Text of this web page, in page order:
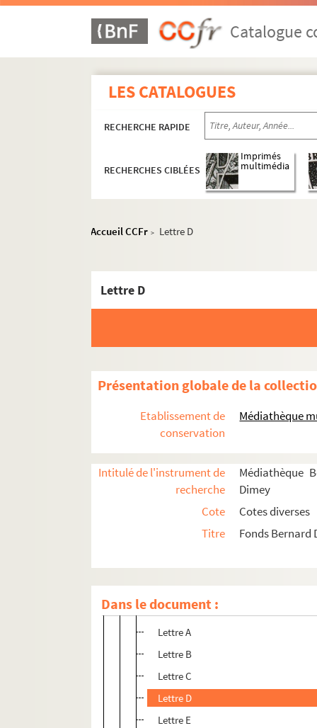
Catalogue
LES CATALOGUES
RECHERCHE RAPIDE
RECHERCHES CIBLÉES
Imprimés
multimédia
Accueil CCFr > Lettre D
Lettre D
Présentation globale de la
Etablissement de
conservation
Médiathèque
Intitulé de l'instrument de
recherche
Médiathèque
Dimey
Cote
Cotes diverses
Titre
Fonds Bernard
Dans le document :
Bernard Dimey
S – FD – 03-Fi01. Photographies
S – FD – 03-Fi02. Diapositives
S – FD – 04-Fi03-V33. Vinyles 33 tours
Vinyle 45 tours
Disques Compacts
Documentaires audio
Lettre A
Lettre B
Lettre C
Lettre D
Lettre E